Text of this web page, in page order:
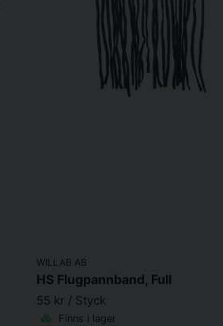
WILLAB AB
HS Flugpannband, Full
55 kr / Styck
Finns i lager